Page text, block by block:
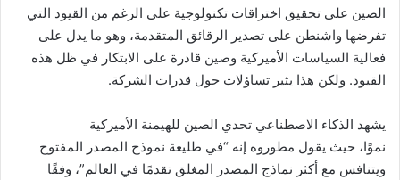
الصين على تحقيق اختراقات تكنولوجية على الرغم من القيود التي
تفرضها واشنطن على تصدير الرقائق المتقدمة، وهو ما يدل على
فعالية السياسات الأميركية وصين قادرة على الابتكار في ظل هذه
القيود. ولكن هذا يثير تساؤلات حول قدرات الشركة.
يشهد الذكاء الاصطناعي تحدي الصين للهيمنة الأميركية
نموًا، حيث يقول مطوروه إنه “في طليعة نموذج المصدر المفتوح
ويتنافس مع أكثر نماذج المصدر المغلق تقدمًا في العالم”، وفقًا